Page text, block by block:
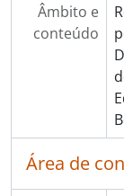
Âmbito e
conteúdo
Área de